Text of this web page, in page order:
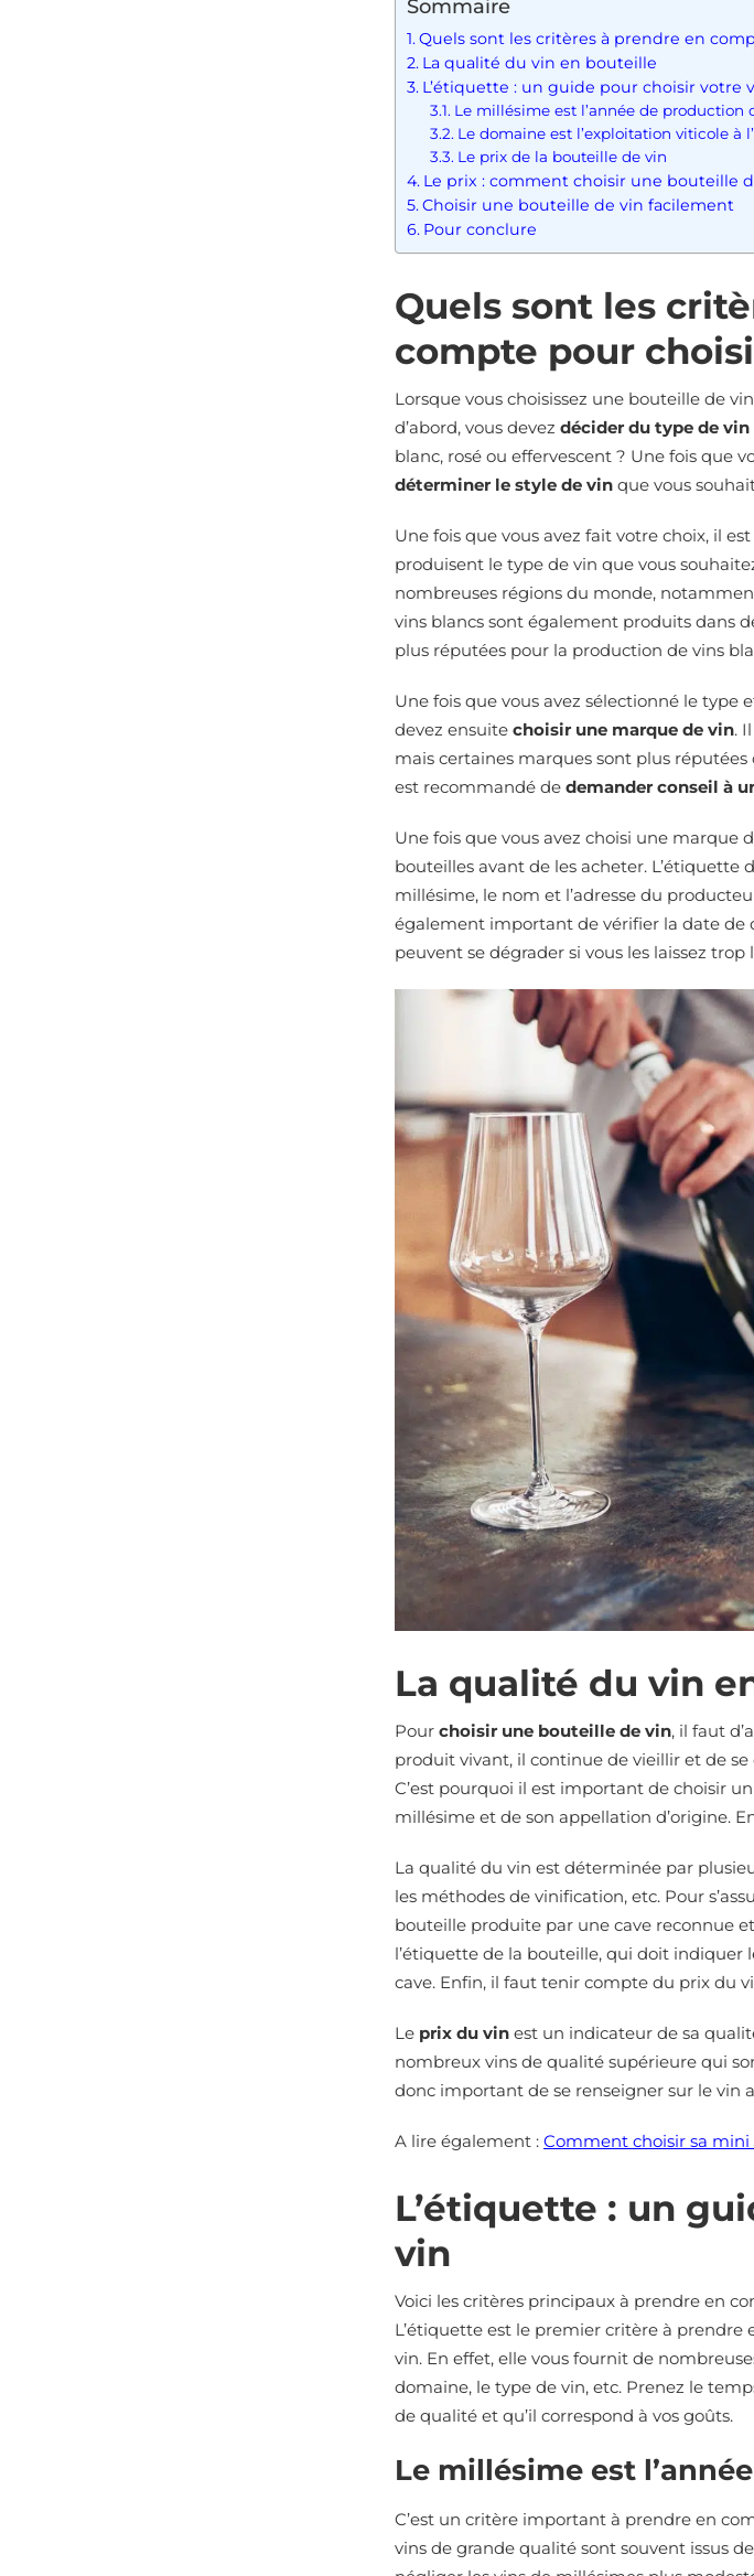
Sommaire
Quels sont les critères à prendre en
La qualité du vin en bouteille
L’étiquette : un guide pour choisir votre
Le millésime est l’année de production
Le domaine est l’exploitation viticole à
Le prix de la bouteille de vin
Le prix : comment choisir une bouteille
Choisir une bouteille de vin facilement
Pour conclure
Quels sont les
compte pour
Lorsque vous choisissez une bouteille de
d’abord, vous devez décider du type de vin
blanc, rosé ou effervescent ? Une fois que
déterminer le style de vin que vous
Une fois que vous avez fait votre choix, il
produisent le type de vin que vous
nombreuses régions du monde,
vins blancs sont également produits dans
plus réputées pour la production de vins
Une fois que vous avez sélectionné le type
devez ensuite choisir une marque de vin.
mais certaines marques sont plus réputées
est recommandé de demander conseil à
Une fois que vous avez choisi une marque
bouteilles avant de les acheter.
millésime, le nom et l’adresse du
également important de vérifier la date de
peuvent se dégrader si vous les laissez trop
La qualité du vin
Pour choisir une bouteille de vin, il faut
produit vivant, il continue de vieillir et de
C’est pourquoi il est important de choisir
millésime et de son appellation d’origine.
La qualité du vin est déterminée par
les méthodes de vinification, etc. Pour
bouteille produite par une cave reconnue
l’étiquette de la bouteille, qui doit indiquer
cave. Enfin, il faut tenir compte du prix du
Le prix du vin est un indicateur de sa
nombreux vins de qualité supérieure qui
donc important de se renseigner sur le vin
A lire également : Comment choisir sa mini
L’étiquette : un
vin
Voici les critères principaux à prendre en
L’étiquette est le premier critère à
vin. En effet, elle vous fournit de
domaine, le type de vin, etc. Prenez le
de qualité et qu’il correspond à vos goûts.
Le millésime est
C’est un critère important à prendre en
vins de grande qualité sont souvent issus